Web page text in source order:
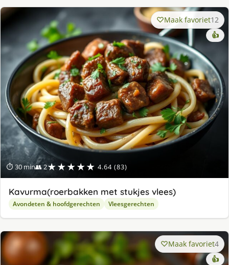
⏱ 30 min👥 2★★★★★ 4.64 (83)
Maak favoriet12
👍
Kavurma(roerbakken met stukjes vlees)
Avondeten & hoofdgerechten Vleesgerechten
Maak favoriet4
👍